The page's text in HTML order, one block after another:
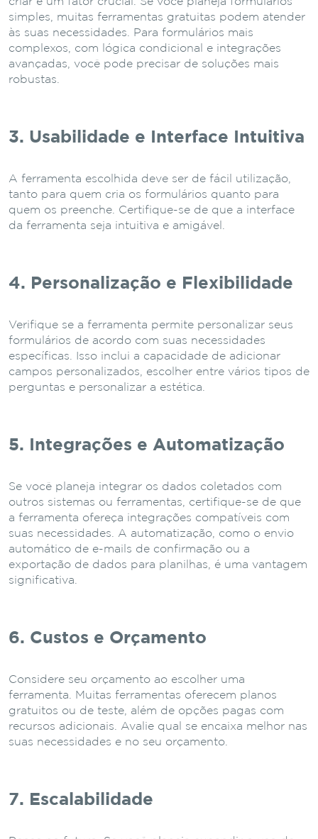
simples, muitas ferramentas gratuitas podem atender
às suas necessidades. Para formulários mais
complexos, com lógica condicional e integrações
avançadas, você pode precisar de soluções mais
robustas.
3. Usabilidade e Interface Intuitiva
A ferramenta escolhida deve ser de fácil utilização,
tanto para quem cria os formulários quanto para
quem os preenche. Certifique-se de que a interface
da ferramenta seja intuitiva e amigável.
4. Personalização e Flexibilidade
Verifique se a ferramenta permite personalizar seus
formulários de acordo com suas necessidades
específicas. Isso inclui a capacidade de adicionar
campos personalizados, escolher entre vários tipos de
perguntas e personalizar a estética.
5. Integrações e Automatização
Se você planeja integrar os dados coletados com
outros sistemas ou ferramentas, certifique-se de que
a ferramenta ofereça integrações compatíveis com
suas necessidades. A automatização, como o envio
automático de e-mails de confirmação ou a
exportação de dados para planilhas, é uma vantagem
significativa.
6. Custos e Orçamento
Considere seu orçamento ao escolher uma
ferramenta. Muitas ferramentas oferecem planos
gratuitos ou de teste, além de opções pagas com
recursos adicionais. Avalie qual se encaixa melhor nas
suas necessidades e no seu orçamento.
7. Escalabilidade